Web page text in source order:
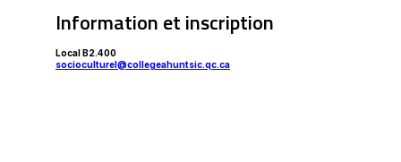
Information et inscription
Local B2.400
socioculturel@collegeahuntsic.qc.ca